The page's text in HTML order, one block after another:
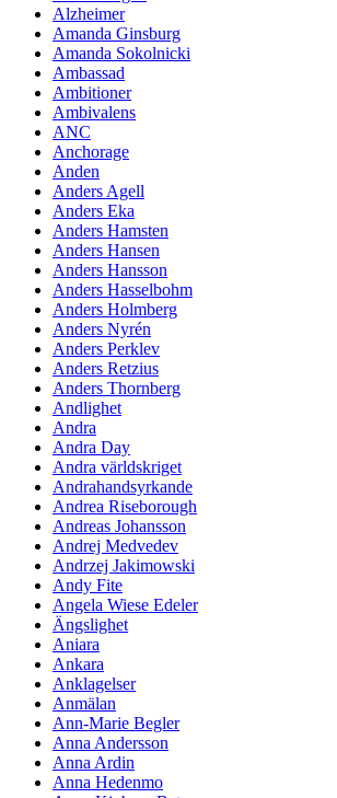
Alzheimer
Amanda Ginsburg
Amanda Sokolnicki
Ambassad
Ambitioner
Ambivalens
ANC
Anchorage
Anden
Anders Agell
Anders Eka
Anders Hamsten
Anders Hansen
Anders Hansson
Anders Hasselbohm
Anders Holmberg
Anders Nyrén
Anders Perklev
Anders Retzius
Anders Thornberg
Andlighet
Andra
Andra Day
Andra världskriget
Andrahandsyrkande
Andrea Riseborough
Andreas Johansson
Andrej Medvedev
Andrzej Jakimowski
Andy Fite
Angela Wiese Edeler
Ängslighet
Aniara
Ankara
Anklagelser
Anmälan
Ann-Marie Begler
Anna Andersson
Anna Ardin
Anna Hedenmo